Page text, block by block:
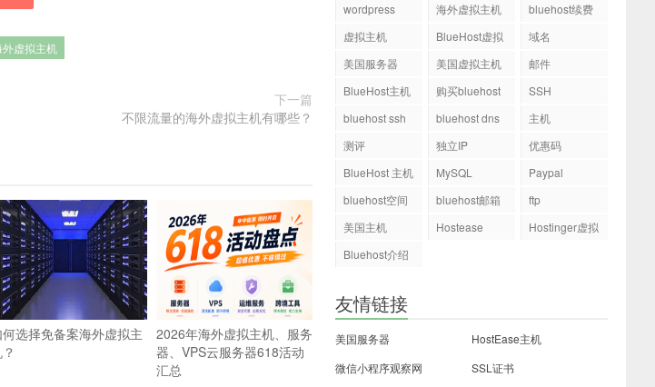
虚拟主机
下一篇
不限流量的海外虚拟主机有哪些？
选择免备案海外虚拟主
2026年海外虚拟主机、服务
器、VPS云服务器618活动
汇总
wordpress
海外虚拟主机
bluehost续费
虚拟主机
BlueHost虚拟
域名
美国服务器
美国虚拟主机
邮件
BlueHost主机
购买bluehost
SSH
bluehost ssh
bluehost dns
主机
测评
独立IP
优惠码
BlueHost 主机
MySQL
Paypal
bluehost空间
bluehost邮箱
ftp
美国主机
Hostease
Hostinger虚拟
Bluehost介绍
友情链接
美国服务器
HostEase主机
微信小程序观察网
SSL证书